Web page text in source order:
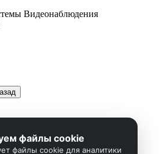
Видеонаблюдения
файлы cookie
файлы cookie для аналитики